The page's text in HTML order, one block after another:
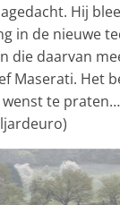
Hij
in de nieuwe
die daarvan
Maserati. Het
te praten…